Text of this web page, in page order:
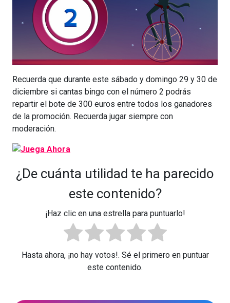
Recuerda que durante este sábado y domingo 29 y 30 de
diciembre si cantas bingo con el número 2 podrás
repartir el bote de 300 euros entre todos los ganadores
de la promoción. Recuerda jugar siempre con
moderación.
¿De cuánta utilidad te ha parecido
este contenido?
¡Haz clic en una estrella para puntuarlo!
Hasta ahora, ¡no hay votos!. Sé el primero en puntuar
este contenido.